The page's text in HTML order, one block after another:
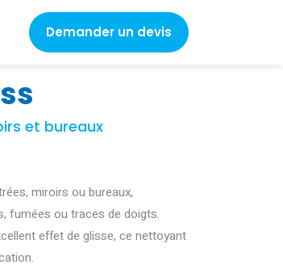
Demander un devis
et bureaux
miroirs ou bureaux,
fumées ou traces de doigts.
effet de glisse, ce nettoyant